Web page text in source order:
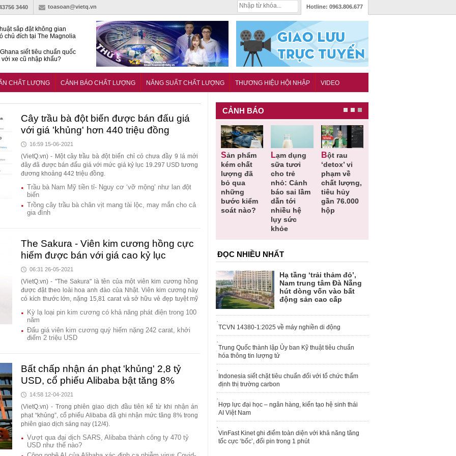
3440 toasoan@vietq.vn Hotline: 0963.806.677
sắp đặt không gian
chủ đích tại The Magnolia
siết tiêu chuẩn quốc
với xe cũ nhập khẩu?
‘trải thảm đỏ’, Nam trung
Nẵng hút dòng vốn vào bất
CHẤT LƯỢNG CẢNH BÁO CHẤT LƯỢNG NĂNG SUẤT CHẤT LƯỢNG THƯƠNG HIỆU HỘI NHẬP VIDEO
Cây trầu bà đột biến được bán đấu giá
với giá 'khủng' hơn 440 triệu đồng
16:59 15-06-2021
(VietQ.vn) - Một cây trầu bà đột biến chỉ có chưa đầy 9 lá mới
đây đã được bán đấu giá với mức giá kỷ lục 19.297 USD tương
đương khoảng 442 triệu đồng.
Trầu bà Nam Mỹ tiền tỉ- Nguy cơ ‘vỡ mộng’ như lan đột
biến
Trồng cây trầu bà chân vịt mang tài lộc, may mắn cho cả
gia đình
The Sakura - Viên kim cương hồng cực
hiếm được bán với giá cao kỷ lục
06:31 26-05-2021
(VietQ.vn) - "The Sakura" là tên của một viên kim cương hồng
được đặt theo loài hoa anh đào của Nhật. Viên kim cương này
có kích thước lớn, nặng 15,81 carat và sở hữu vẻ đẹp tuyệt mỹ
Kỳ lạ loại pin kim cương có khả năng phát điện trong 100
năm
Đấu giá viên kim cương quý hiếm nặng 242 carat, khởi
điểm 2 triệu USD
Bất chấp nhận án phạt 'khủng' 2,8 tỷ
USD, cổ phiếu Alibaba bật tăng 8%
14:58 12-04-2021
(VietQ.vn) - Trong phiên giao dịch đầu tiên kể từ khi nhận án
phạt “khủng”, cổ phiếu Alibaba đã ghi nhận mức tăng 8% trong
phiên giao dịch sáng nay (12/4).
Vượt qua đại dịch SARS, Alibaba thành công ty 470 tỷ
USD như thế nào?
CẢNH BÁO
Thu hồi
Cao lỏng
Cảm cúm
Bảo
Phương
không đạt
chất lượng
Người tiêu
dùng cần
cảnh giác
lựa chọn
thịt lợn đạt
tiêu chuẩn
và an toàn
Cảnh báo
sản phẩm
bị thu hồi
do mất an
toàn có thể
xuất hiện
Thu hồi
toàn quốc
nước rửa
tay dạng
bọt Layer
Sản phẩm
kém chất
lượng đã
bỏ qua
những
bước kiểm
soát nào?
Lạm dụng
sữa tươi
cho trẻ
nhỏ: Cảnh
báo sai lầm
dẫn tới
nhiều hệ
lụy sức
khỏe
Bột rau
‘detox’ vi
phạm về
chất lượng,
tiêu hủy
gần 76.000
hộp
ĐỌC NHIỀU NHẤT
Hạ tầng ‘trải thảm đỏ’,
Nam trung tâm Đà Nẵng
hút dòng vốn vào bất
động sản cao cấp
TCVN 14380-1:2025 về máy nghiền di động
Trung Quốc thành lập Ủy ban Kỹ thuật tiêu chuẩn
hóa thông tin lượng tử
Indonesia siết chặt tiêu chuẩn đối với tổ chức thẩm
định thị trường carbon
Hợp lực đại học – ngân hàng, kiến tạo hệ sinh thái
AI Việt Nam
VinFast Kinet ghi điểm toàn diện với khả năng tăng
tốc cực ‘bốc’, đổi pin trong 1 phút